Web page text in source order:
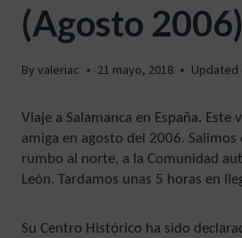
(agosto 2006)
Byvaleriac 21 mayo, 2018 Updated
Viaje a Salamanca en España. Este
amiga en agosto del 2006. Salimos
rumbo al norte, a la Comunidad
León. Tardamos unas 5 horas en
Su Centro Histórico ha sido